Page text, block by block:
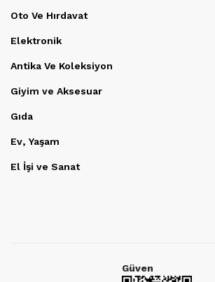
Oto Ve Hırdavat
Elektronik
Antika Ve Koleksiyon
Giyim ve Aksesuar
Gıda
Ev, Yaşam
El İşi ve Sanat
Güven